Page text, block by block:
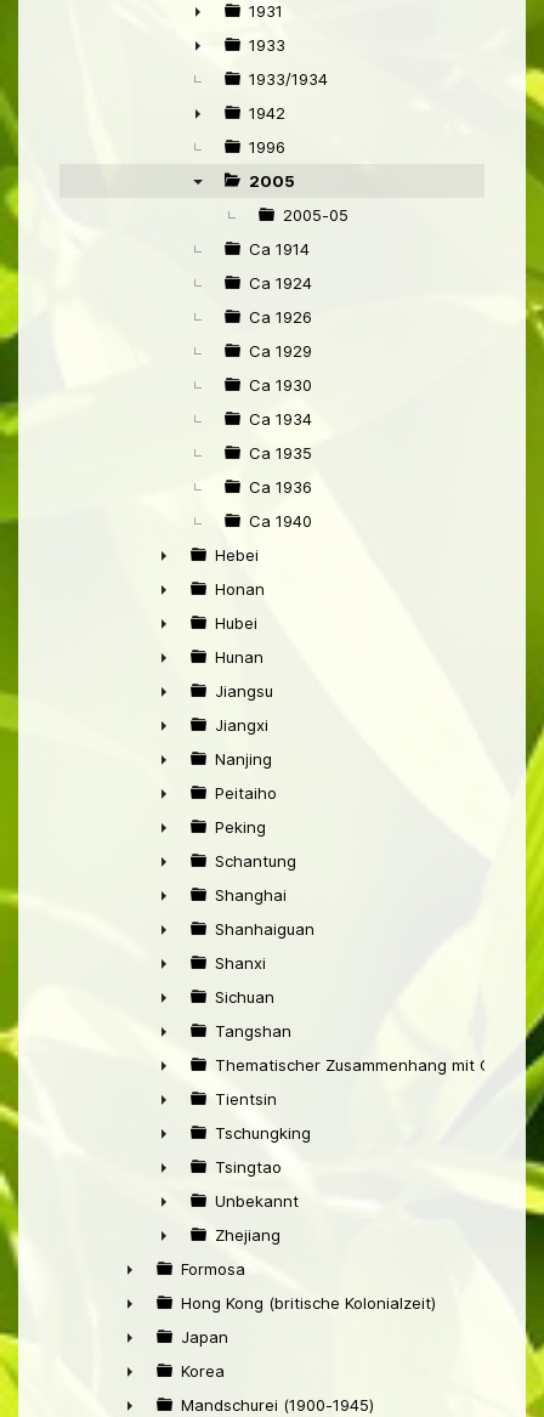
►
1931
►
1933
1933/1934
►
1942
1996
2005
2005-05
Ca 1914
Ca 1924
Ca 1926
Ca 1929
Ca 1930
Ca 1934
Ca 1935
Ca 1936
Ca 1940
►
Hebei
►
Honan
►
Hubei
►
Hunan
►
Jiangsu
►
Jiangxi
►
Nanjing
►
Peitaiho
►
Peking
►
Schantung
►
Shanghai
►
Shanhaiguan
►
Shanxi
►
Sichuan
►
Tangshan
►
Thematischer Zusammenhang mit China
►
Tientsin
►
Tschungking
►
Tsingtao
►
Unbekannt
►
Zhejiang
►
Formosa
►
Hong Kong (britische Kolonialzeit)
►
Japan
►
Korea
Mandschurei (1900-1945)